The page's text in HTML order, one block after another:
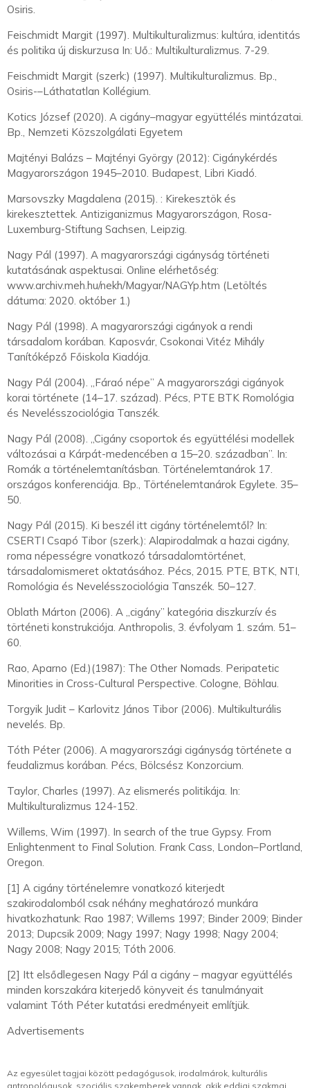
Osiris.
Feischmidt Margit (1997). Multikulturalizmus: kultúra, identitás
és politika új diskurzusa In: Uő.: Multikulturalizmus. 7-29.
Feischmidt Margit (szerk:) (1997). Multikulturalizmus. Bp.,
Osiris-–Láthatatlan Kollégium.
Kotics József (2020). A cigány–magyar együttélés mintázatai.
Bp., Nemzeti Közszolgálati Egyetem
Majtényi Balázs – Majtényi György (2012): Cigánykérdés
Magyarországon 1945–2010. Budapest, Libri Kiadó.
Marsovszky Magdalena (2015). : Kirekesztök és
kirekesztettek. Antiziganizmus Magyarországon, Rosa-
Luxemburg-Stiftung Sachsen, Leipzig.
Nagy Pál (1997). A magyarországi cigányság történeti
kutatásának aspektusai. Online elérhetőség:
www.archiv.meh.hu/nekh/Magyar/NAGYp.htm (Letöltés
dátuma: 2020. október 1.)
Nagy Pál (1998). A magyarországi cigányok a rendi
társadalom korában. Kaposvár, Csokonai Vitéz Mihály
Tanítóképző Főiskola Kiadója.
Nagy Pál (2004). „Fáraó népe” A magyarországi cigányok
korai története (14–17. század). Pécs, PTE BTK Romológia
és Nevelésszociológia Tanszék.
Nagy Pál (2008). „Cigány csoportok és együttélési modellek
változásai a Kárpát-medencében a 15–20. században”. In:
Romák a történelemtanításban. Történelemtanárok 17.
országos konferenciája. Bp., Történelemtanárok Egylete. 35–
50.
Nagy Pál (2015). Ki beszél itt cigány történelemtől? In:
CSERTI Csapó Tibor (szerk.): Alapirodalmak a hazai cigány,
roma népességre vonatkozó társadalomtörténet,
társadalomismeret oktatásához. Pécs, 2015. PTE, BTK, NTI,
Romológia és Nevelésszociológia Tanszék. 50–127.
Oblath Márton (2006). A „cigány” kategória diszkurzív és
történeti konstrukciója. Anthropolis, 3. évfolyam 1. szám. 51–
60.
Rao, Aparno (Ed.)(1987): The Other Nomads. Peripatetic
Minorities in Cross-Cultural Perspective. Cologne, Böhlau.
Torgyik Judit – Karlovitz János Tibor (2006). Multikulturális
nevelés. Bp.
Tóth Péter (2006). A magyarországi cigányság története a
feudalizmus korában. Pécs, Bölcsész Konzorcium.
Taylor, Charles (1997). Az elismerés politikája. In:
Multikulturalizmus 124-152.
Willems, Wim (1997). In search of the true Gypsy. From
Enlightenment to Final Solution. Frank Cass, London–Portland,
Oregon.
[1] A cigány történelemre vonatkozó kiterjedt
szakirodalomból csak néhány meghatározó munkára
hivatkozhatunk: Rao 1987; Willems 1997; Binder 2009; Binder
2013; Dupcsik 2009; Nagy 1997; Nagy 1998; Nagy 2004;
Nagy 2008; Nagy 2015; Tóth 2006.
[2] Itt elsődlegesen Nagy Pál a cigány – magyar együttélés
minden korszakára kiterjedő könyveit és tanulmányait
valamint Tóth Péter kutatási eredményeit említjük.
Advertisements
Az egyesület tagjai között pedagógusok, irodalmárok, kulturális
antropológusok, szociális szakemberek vannak, akik eddigi szakmai